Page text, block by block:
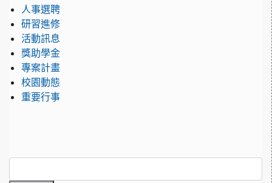
人事選聘
研習進修
活動訊息
獎助學金
專案計畫
校園動態
重要行事